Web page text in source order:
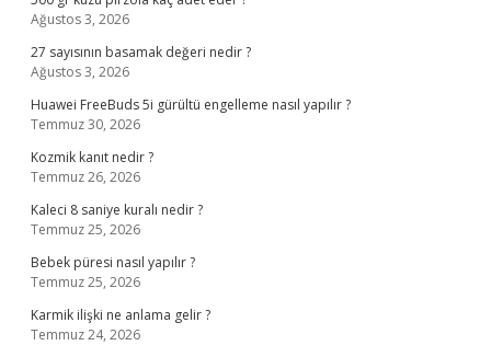
Ağustos 3, 2026
27 sayısının basamak değeri nedir ?
Ağustos 3, 2026
Huawei FreeBuds 5i gürültü engelleme nasıl yapılır ?
Temmuz 30, 2026
Kozmik kanıt nedir ?
Temmuz 26, 2026
Kaleci 8 saniye kuralı nedir ?
Temmuz 25, 2026
Bebek püresi nasıl yapılır ?
Temmuz 25, 2026
Karmik ilişki ne anlama gelir ?
Temmuz 24, 2026